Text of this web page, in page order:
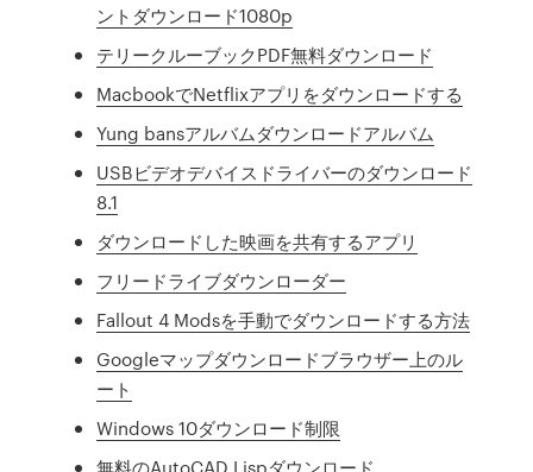
ントダウンロード1080p
テリークルーブックPDF無料ダウンロード
MacbookでNetflixアプリをダウンロードする
Yung bansアルバムダウンロードアルバム
USBビデオデバイスドライバーのダウンロード
8.1
ダウンロードした映画を共有するアプリ
フリードライブダウンローダー
Fallout 4 Modsを手動でダウンロードする方法
Googleマップダウンロードブラウザー上のル
ート
Windows 10ダウンロード制限
無料のAutoCAD Lispダウンロード